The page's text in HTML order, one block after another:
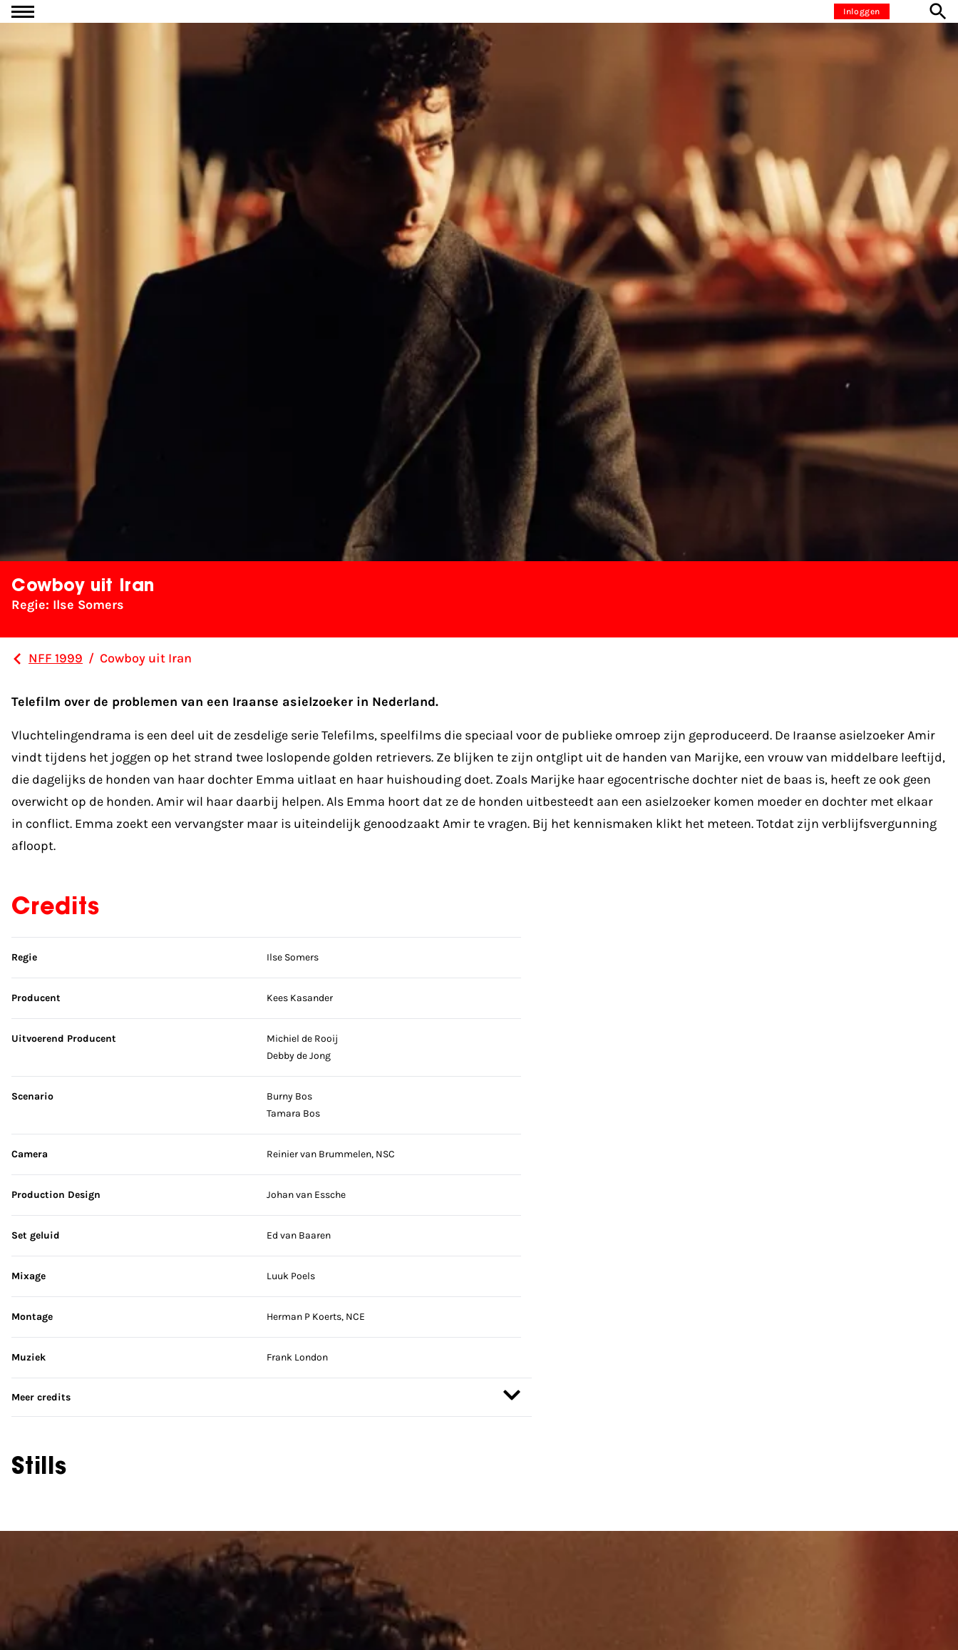
Ga naar inhoud Inloggen
Cowboy uit Iran
Regie: Ilse Somers
NFF 1999 / Cowboy uit Iran
Telefilm over de problemen van een Iraanse asielzoeker in Nederland.
Vluchtelingendrama is een deel uit de zesdelige serie Telefilms, speelfilms die speciaal voor de publieke omroep zijn geproduceerd. De Iraanse asielzoeker Amir
vindt tijdens het joggen op het strand twee loslopende golden retrievers. Ze blijken te zijn ontglipt uit de handen van Marijke, een vrouw van middelbare leeftijd,
die dagelijks de honden van haar dochter Emma uitlaat en haar huishouding doet. Zoals Marijke haar egocentrische dochter niet de baas is, heeft ze ook geen
overwicht op de honden. Amir wil haar daarbij helpen. Als Emma hoort dat ze de honden uitbesteedt aan een asielzoeker komen moeder en dochter met elkaar
in conflict. Emma zoekt een vervangster maar is uiteindelijk genoodzaakt Amir te vragen. Bij het kennismaken klikt het meteen. Totdat zijn verblijfsvergunning
afloopt.
Credits
Sla credits over
Regie Ilse Somers
Producent Kees Kasander
Uitvoerend Producent
Michiel de Rooij
Debby de Jong
Scenario
Burny Bos
Tamara Bos
Camera Reinier van Brummelen, NSC
Production Design Johan van Essche
Set geluid Ed van Baaren
Mixage Luuk Poels
Montage Herman P Koerts, NCE
Muziek Frank London
Meer credits
Stills